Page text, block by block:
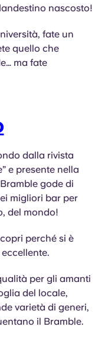
nascosto!
fate un
quello che
ma fate
dalla rivista
e presente nella
gode di
migliori bar per
del mondo!
perché si è
per gli amanti
del locale,
varietà di generi,
il Bramble.